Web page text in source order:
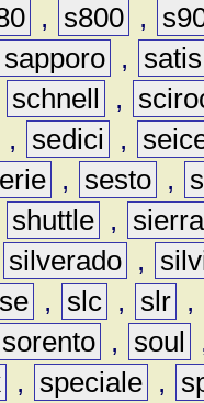
, s800 ,
sapporo ,
satis
schnell ,
, sedici ,
, sesto ,
shuttle ,
sierra
silverado ,
, slc , slr ,
sorento , soul
, speciale ,